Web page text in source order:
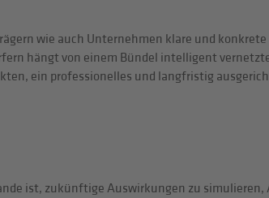
wie auch Unternehmen klare und konkrete
hängt von einem Bündel intelligent
ein professionelles und langfristig
ist, zukünftige Auswirkungen zu simulieren,